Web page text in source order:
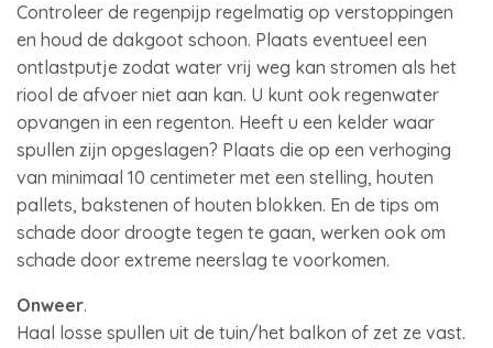
Controleer de regenpijp regelmatig op verstoppingen
en houd de dakgoot schoon. Plaats eventueel een
ontlastputje zodat water vrij weg kan stromen als het
riool de afvoer niet aan kan. U kunt ook regenwater
opvangen in een regenton. Heeft u een kelder waar
spullen zijn opgeslagen? Plaats die op een verhoging
van minimaal 10 centimeter met een stelling, houten
pallets, bakstenen of houten blokken. En de tips om
schade door droogte tegen te gaan, werken ook om
schade door extreme neerslag te voorkomen.
Onweer.
Haal losse spullen uit de tuin/het balkon of zet ze vast.